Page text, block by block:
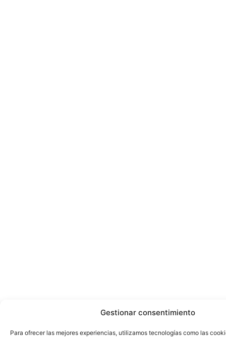
Gestionar consentimiento
Para ofrecer las mejores experiencias, utilizamos tecnologías como las